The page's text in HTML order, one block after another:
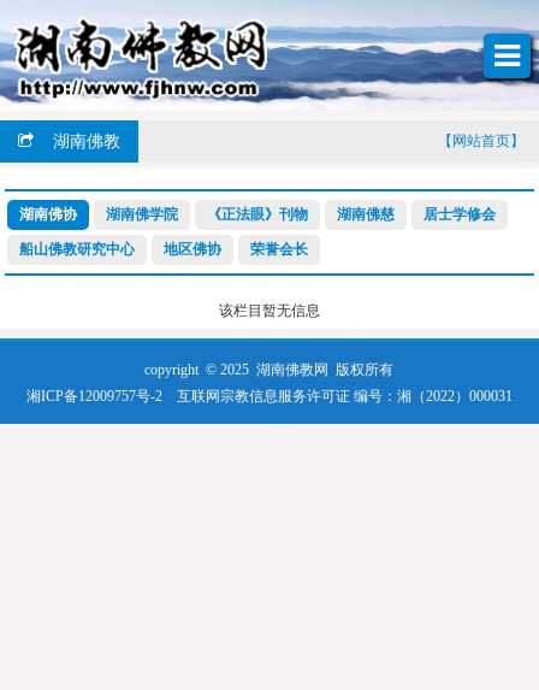
湖南佛教 【网站首页】
湖南佛协 湖南佛学院 《正法眼》刊物 湖南佛慈 居士学修会
船山佛教研究中心 地区佛协 荣誉会长
该栏目暂无信息
copyright © 2025 湖南佛教网 版权所有
湘ICP备12009757号-2
互联网宗教信息服务许可证 编号：湘（2022）000031